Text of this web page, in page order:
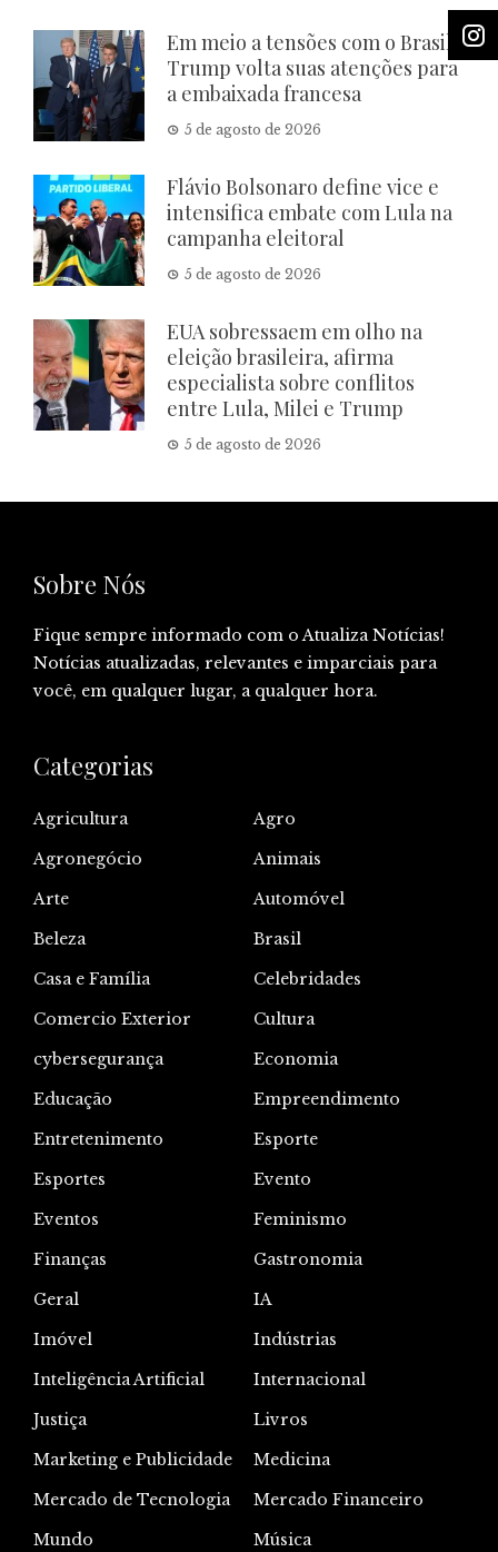
Em meio a tensões com o Brasil,
Trump volta suas atenções para
a embaixada francesa
5 de agosto de 2026
Flávio Bolsonaro define vice e
intensifica embate com Lula na
campanha eleitoral
5 de agosto de 2026
EUA sobressaem em olho na
eleição brasileira, afirma
especialista sobre conflitos
entre Lula, Milei e Trump
5 de agosto de 2026
Sobre Nós
Fique sempre informado com o Atualiza Notícias!
Notícias atualizadas, relevantes e imparciais para
você, em qualquer lugar, a qualquer hora.
Categorias
Agricultura
Agro
Agronegócio
Animais
Arte
Automóvel
Beleza
Brasil
Casa e Família
Celebridades
Comercio Exterior
Cultura
cybersegurança
Economia
Educação
Empreendimento
Entretenimento
Esporte
Esportes
Evento
Eventos
Feminismo
Finanças
Gastronomia
Geral
IA
Imóvel
Indústrias
Inteligência Artificial
Internacional
Justiça
Livros
Marketing e Publicidade
Medicina
Mercado de Tecnologia
Mercado Financeiro
Mundo
Música